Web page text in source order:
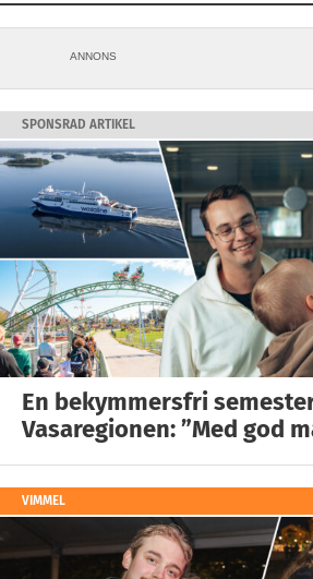
ANNONS
SPONSRAD ARTIKEL
En bekymmersfri
Vasaregionen: ”Med god
VIMMEL